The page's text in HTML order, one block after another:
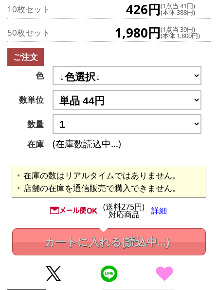
10枚セット 426円(1点当 41円)
(本体 388円)
50枚セット 1,980円(1点当 39円)
(本体 1,800円)
ご注文
色
数単位
数量
在庫
(在庫数読込中...)
在庫の数はリアルタイムではありません。
店舗の在庫を通信販売で購入できません。
(送料275円)
対応商品 詳細
カートに入れる(読込中...)